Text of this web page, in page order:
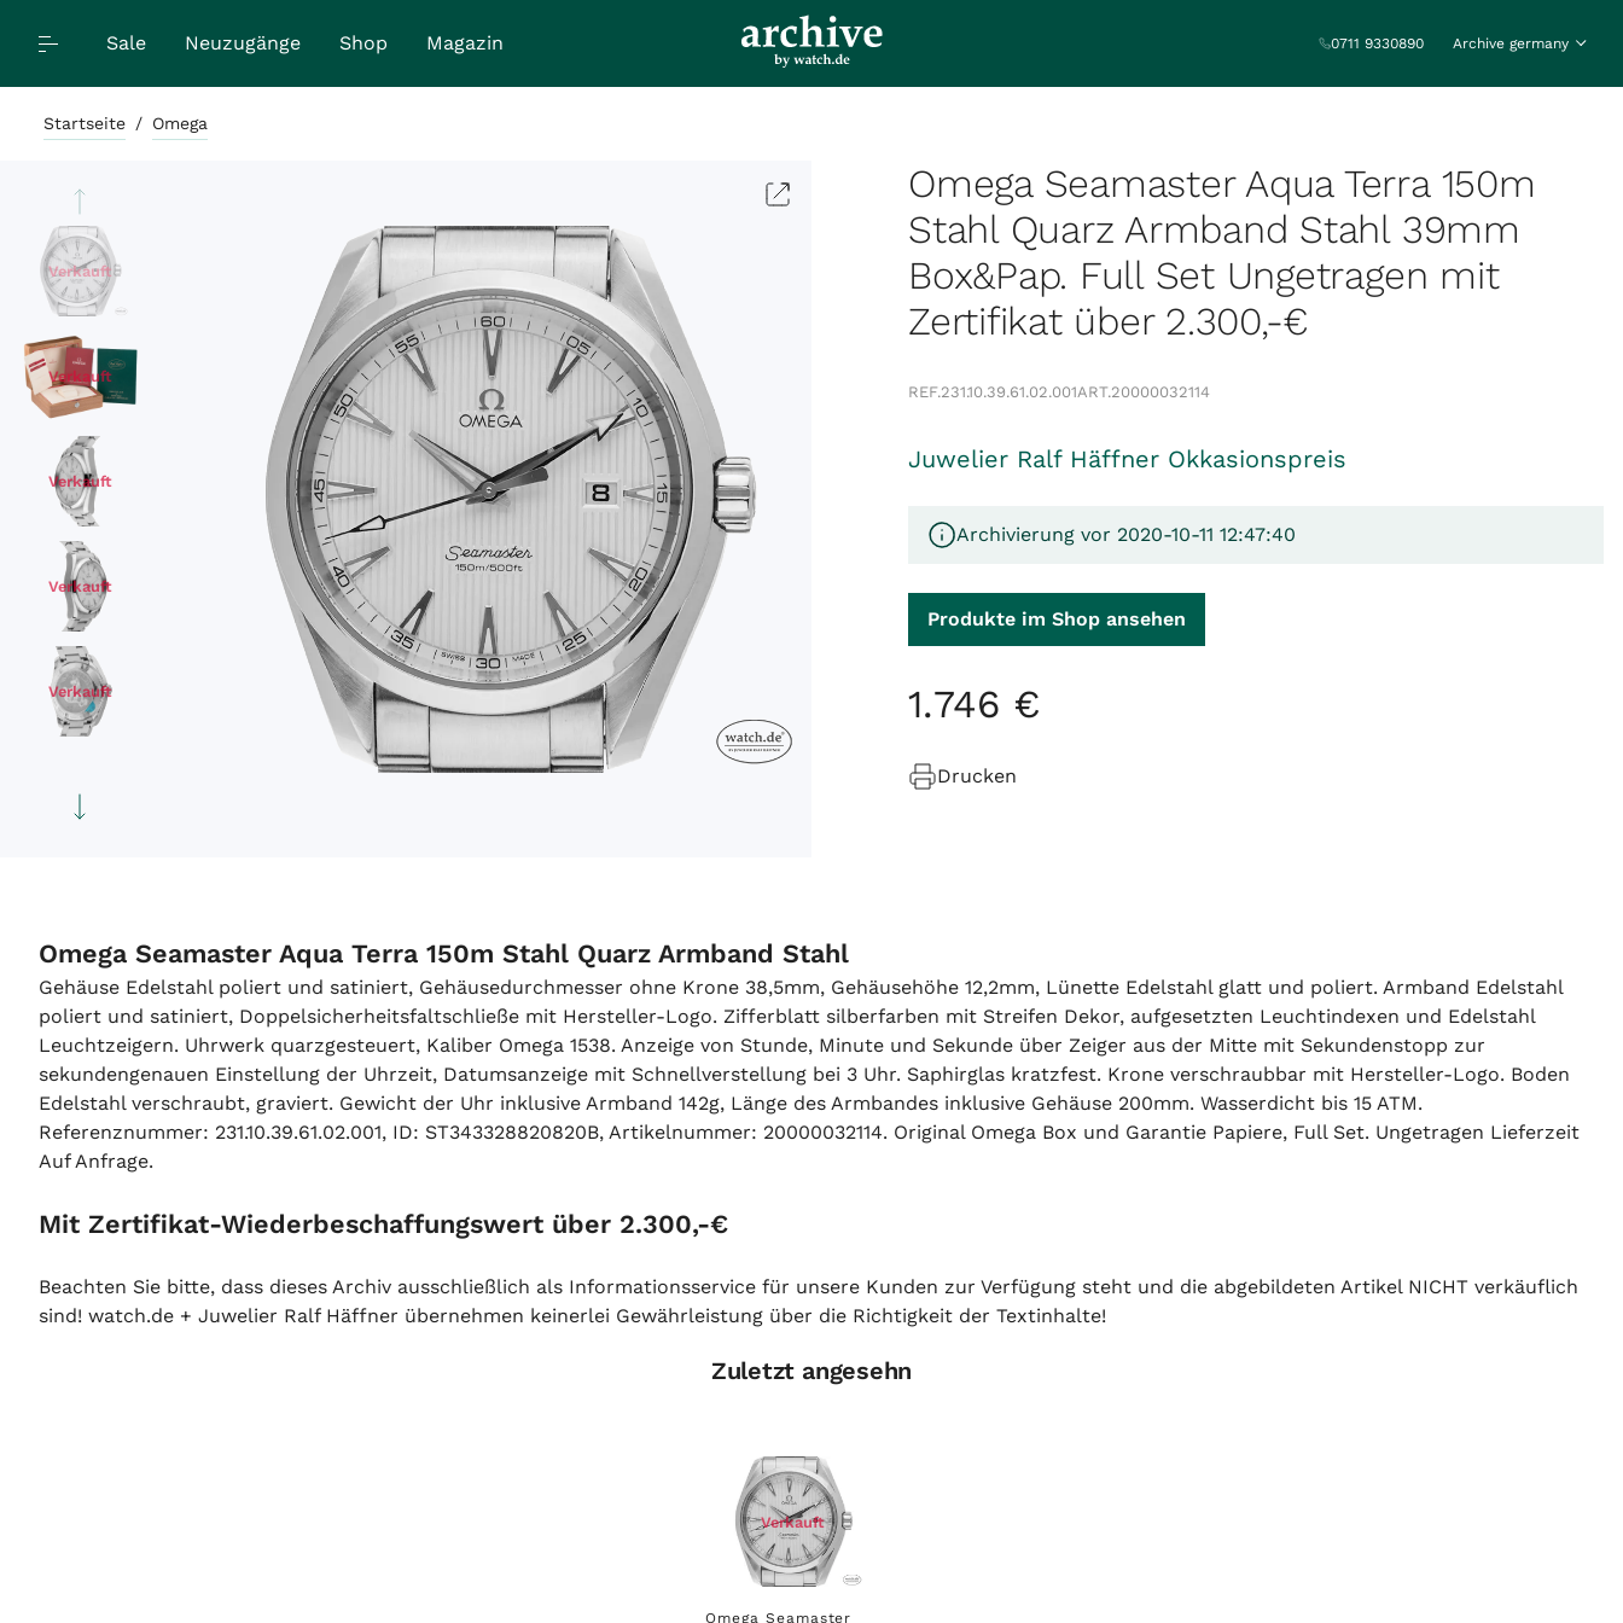
Sale Neuzugänge Shop Magazin 0711 9330890 Archive germany
Startseite / Omega
Omega Seamaster Aqua Terra 150m
Stahl Quarz Armband Stahl 39mm
Box&Pap. Full Set Ungetragen mit
Zertifikat über 2.300,-€
Verkauft
Verkauft
Verkauft
Verkauft
Verkauft
Verkauft
REF.231.10.39.61.02.001ART.20000032114
Juwelier Ralf Häffner Okkasionspreis
Archivierung vor 2020-10-11 12:47:40
Produkte im Shop ansehen
1.746 €
Drucken
Omega Seamaster Aqua Terra 150m Stahl Quarz Armband Stahl
Gehäuse Edelstahl poliert und satiniert, Gehäusedurchmesser ohne Krone 38,5mm, Gehäusehöhe 12,2mm, Lünette Edelstahl glatt und poliert. Armband Edelstahl
poliert und satiniert, Doppelsicherheitsfaltschließe mit Hersteller-Logo. Zifferblatt silberfarben mit Streifen Dekor, aufgesetzten Leuchtindexen und Edelstahl
Leuchtzeigern. Uhrwerk quarzgesteuert, Kaliber Omega 1538. Anzeige von Stunde, Minute und Sekunde über Zeiger aus der Mitte mit Sekundenstopp zur
sekundengenauen Einstellung der Uhrzeit, Datumsanzeige mit Schnellverstellung bei 3 Uhr. Saphirglas kratzfest. Krone verschraubbar mit Hersteller-Logo. Boden
Edelstahl verschraubt, graviert. Gewicht der Uhr inklusive Armband 142g, Länge des Armbandes inklusive Gehäuse 200mm. Wasserdicht bis 15 ATM.
Referenznummer: 231.10.39.61.02.001, ID: ST343328820820B, Artikelnummer: 20000032114. Original Omega Box und Garantie Papiere, Full Set. Ungetragen Lieferzeit
Auf Anfrage.
Mit Zertifikat-Wiederbeschaffungswert über 2.300,-€
Beachten Sie bitte, dass dieses Archiv ausschließlich als Informationsservice für unsere Kunden zur Verfügung steht und die abgebildeten Artikel NICHT verkäuflich
sind! watch.de + Juwelier Ralf Häffner übernehmen keinerlei Gewährleistung über die Richtigkeit der Textinhalte!
Zuletzt angesehn
Verkauft
Omega Seamaster